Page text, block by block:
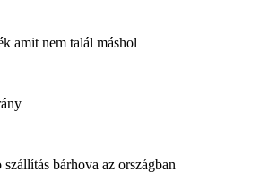
amit nem talál máshol
bárhova az országban